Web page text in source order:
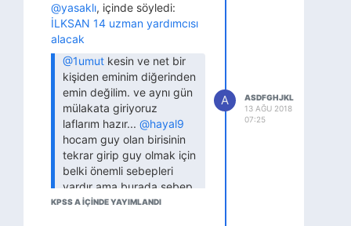
@yasaklı, içinde söyledi:
İLKSAN 14 uzman yardımcısı
alacak
@1umut kesin ve net bir
kişiden eminim diğerinden
emin değilim. ve aynı gün
mülakata giriyoruz
laflarım hazır... @hayal9
hocam guy olan birisinin
tekrar girip guy olmak için
belki önemli sebepleri
vardır ama burada sebep
ne olursa olsun geçerli bir
KPSS A IÇINDE YAYIMLANDI
A
ASDFGHJKL
13 AĞU 2018
07:25